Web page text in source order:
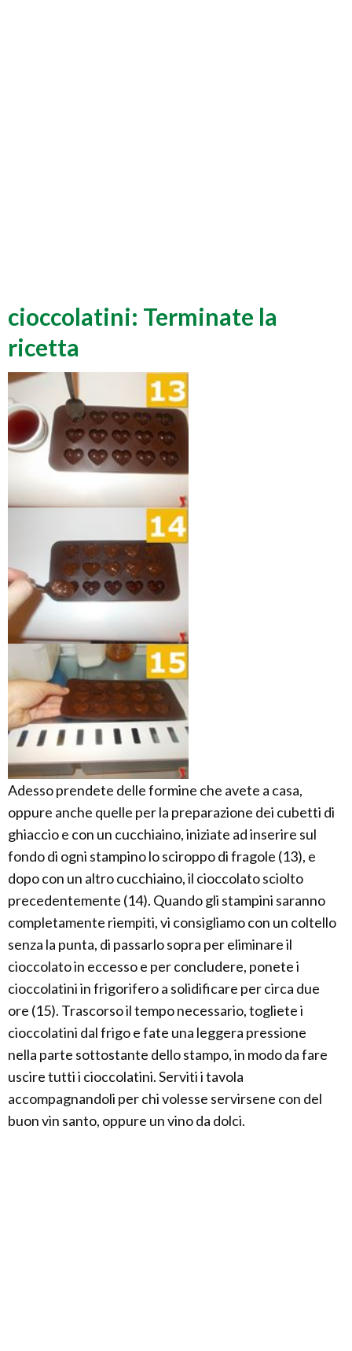
cioccolatini: Terminate la
ricetta
Adesso prendete delle formine che avete a casa,
oppure anche quelle per la preparazione dei cubetti di
ghiaccio e con un cucchiaino, iniziate ad inserire sul
fondo di ogni stampino lo sciroppo di fragole (13), e
dopo con un altro cucchiaino, il cioccolato sciolto
precedentemente (14). Quando gli stampini saranno
completamente riempiti, vi consigliamo con un coltello
senza la punta, di passarlo sopra per eliminare il
cioccolato in eccesso e per concludere, ponete i
cioccolatini in frigorifero a solidificare per circa due
ore (15). Trascorso il tempo necessario, togliete i
cioccolatini dal frigo e fate una leggera pressione
nella parte sottostante dello stampo, in modo da fare
uscire tutti i cioccolatini. Serviti i tavola
accompagnandoli per chi volesse servirsene con del
buon vin santo, oppure un vino da dolci.